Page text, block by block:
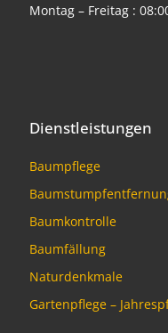
Montag – Freitag :
Dienstleistungen
Baumpflege
Baumkontrolle
Baumfällung
Naturdenkmale
Gartenpflege –